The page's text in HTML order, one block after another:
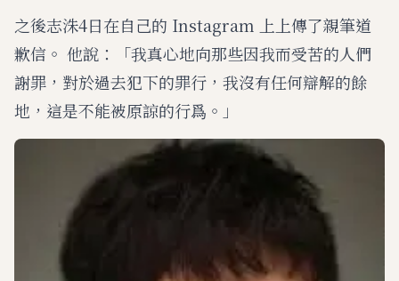
之後志洙4日在自己的 Instagram 上上傳了親筆道
歉信。 他說：「我真心地向那些因我而受苦的人們
謝罪，對於過去犯下的罪行，我沒有任何辯解的餘
地，這是不能被原諒的行爲。」